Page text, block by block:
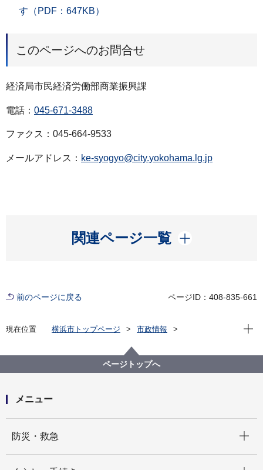
す（PDF：647KB）
このページへのお問合せ
経済局市民経済労働部商業振興課
電話： 045-671-3488
ファクス：045-664-9533
メールアドレス： ke-syogyo@city.yokohama.lg.jp
関連ページ一覧
開く
前のページに戻る ページID：408-835-661
現在位置 横浜市トップページ
市政情報
まん延防止等重点措置の適用に伴い「レシ活チャレン
ジ」をテイクアウトとデリバリーで継続します
現在
ページトップへ
メニュー
防災・救急